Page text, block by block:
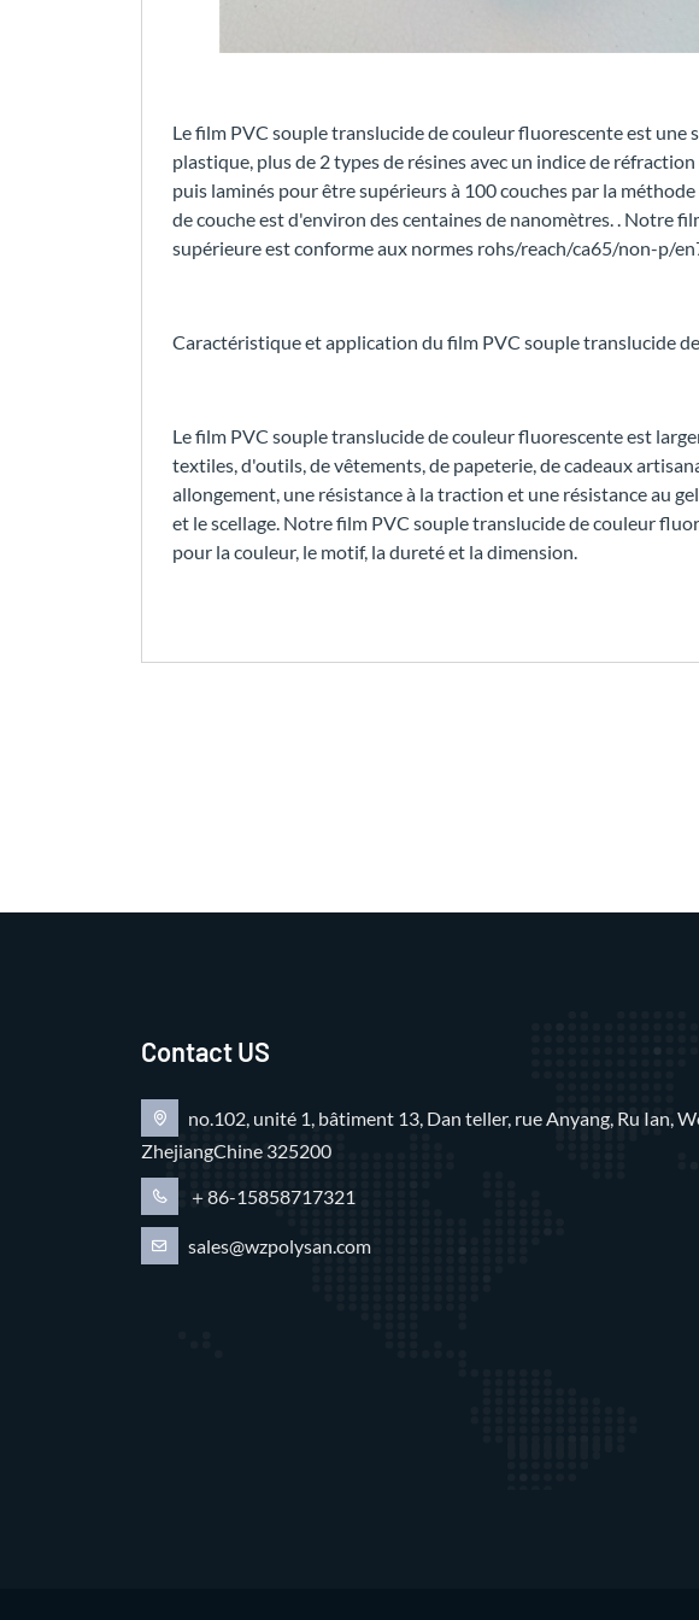
Le film PVC souple translucide de couleur fluorescente est
plastique, plus de 2 types de résines avec un indice de
puis laminés pour être supérieurs à 100 couches par la
de couche est d'environ des centaines de nanomètres. . Notre
supérieure est conforme aux normes rohs/reach/ca65/non-p/
Caractéristique et application du film PVC souple translucide
Le film PVC souple translucide de couleur fluorescente est
textiles, d'outils, de vêtements, de papeterie, de cadeaux
allongement, une résistance à la traction et une résistance au
et le scellage. Notre film PVC souple translucide de couleur
pour la couleur, le motif, la dureté et la dimension.
Contact US
no.102, unité 1, bâtiment 13, Dan teller, rue Anyang, Ru Ian,
ZhejiangChine 325200
＋86-15858717321
sales@wzpolysan.com